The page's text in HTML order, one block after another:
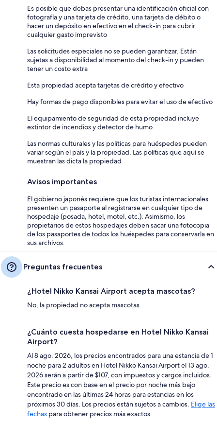
Es posible que debas presentar una identificación oficial con
fotografía y una tarjeta de crédito, una tarjeta de débito o
hacer un depósito en efectivo en el check-in para cubrir
cualquier gasto imprevisto
Las solicitudes especiales no se pueden garantizar. Están
sujetas a disponibilidad al momento del check-in y pueden
tener un costo extra
Esta propiedad acepta tarjetas de crédito y efectivo
Hay formas de pago disponibles para evitar el uso de efectivo
El equipamiento de seguridad de esta propiedad incluye
extintor de incendios y detector de humo
Las normas culturales y las políticas para huéspedes pueden
variar según el país y la propiedad. Las políticas que aquí se
muestran las dicta la propiedad
Avisos importantes
El gobierno japonés requiere que los turistas internacionales
presenten un pasaporte al registrarse en cualquier tipo de
hospedaje (posada, hotel, motel, etc.). Asimismo, los
propietarios de estos hospedajes deben sacar una fotocopia
de los pasaportes de todos los huéspedes para conservarla en
sus archivos.
Preguntas frecuentes
¿Hotel Nikko Kansai Airport acepta mascotas?
No, la propiedad no acepta mascotas.
¿Cuánto cuesta hospedarse en Hotel Nikko Kansai
Airport?
Al 8 ago. 2026, los precios encontrados para una estancia de 1
noche para 2 adultos en Hotel Nikko Kansai Airport el 13 ago.
2026 serán a partir de $107, con impuestos y cargos incluidos.
Este precio es con base en el precio por noche más bajo
encontrado en las últimas 24 horas para estancias en los
próximos 30 días. Los precios están sujetos a cambios. Elige las
fechas para obtener precios más exactos.